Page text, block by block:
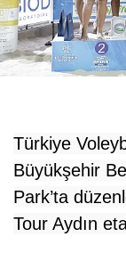
Türkiye
Büyükşehir
Park’ta
Tour Aydın